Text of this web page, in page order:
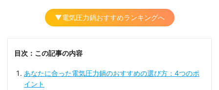
▼電気圧力鍋おすすめランキングへ
目次：この記事の内容
あなたに合った電気圧力鍋のおすすめの選び方：4つのポ
イント